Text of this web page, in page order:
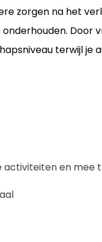
zorgen na het
Door
terwijl je
activiteiten en